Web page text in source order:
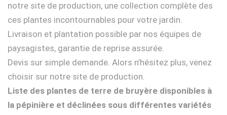
notre site de production, une collection complète des
ces plantes incontournables pour votre jardin.
Livraison et plantation possible par nos équipes de
paysagistes, garantie de reprise assurée.
Devis sur simple demande. Alors n’hésitez plus, venez
choisir sur notre site de production.
Liste des plantes de terre de bruyère disponibles à
la pépinière et déclinées sous différentes variétés